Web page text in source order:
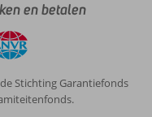
en betalen
Stichting Garantiefonds